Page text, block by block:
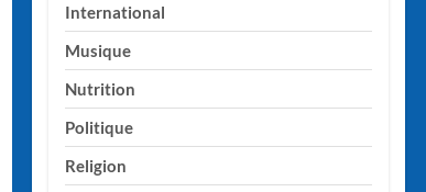
International
Musique
Nutrition
Politique
Religion